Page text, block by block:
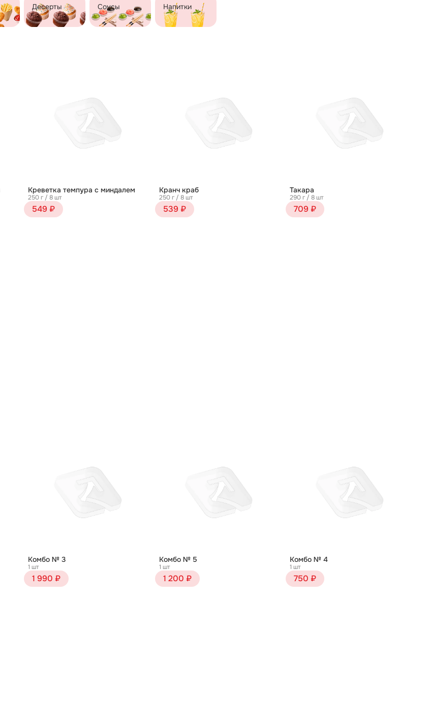
Десерты Соусы Напитки
Креветка темпура с миндалем
250 г / 8 шт
549 ₽
Кранч краб
250 г / 8 шт
539 ₽
Такара
290 г / 8 шт
709 ₽
Комбо № 3
1 шт
1 990 ₽
Комбо № 5
1 шт
1 200 ₽
Комбо № 4
1 шт
750 ₽